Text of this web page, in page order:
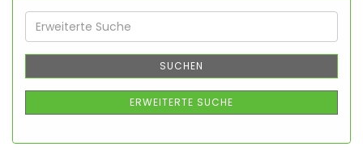
Erweiterte
Suche
SUCHEN
ERWEITERTE SUCHE